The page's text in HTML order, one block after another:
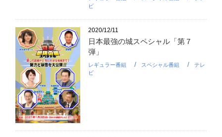
ビ
2020/12/11
日本最強の城スペシャル「第７
弾」
レギュラー番組 スペシャル番組
テレ
ビ